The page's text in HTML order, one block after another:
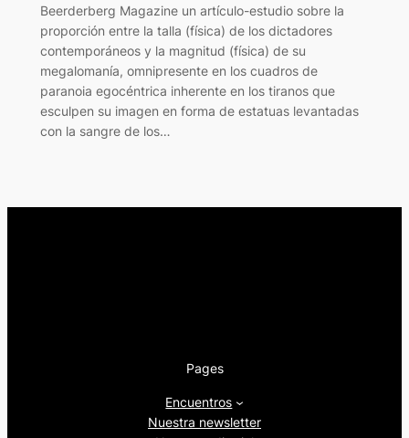
Beerderberg Magazine un artículo-estudio sobre la
proporción entre la talla (física) de los dictadores
contemporáneos y la magnitud (física) de su
megalomanía, omnipresente en los cuadros de
paranoia egocéntrica inherente en los tiranos que
esculpen su imagen en forma de estatuas levantadas
con la sangre de los…
Pages
Encuentros
Nuestra newsletter